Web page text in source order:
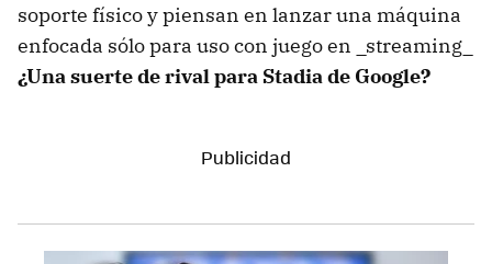
soporte físico y piensan en lanzar una máquina
enfocada sólo para uso con juego en _streaming_
¿Una suerte de rival para Stadia de Google?